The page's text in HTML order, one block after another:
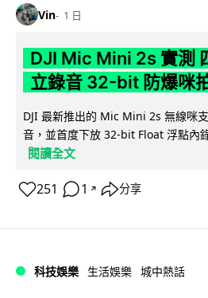
Vin 1 日
DJI Mic Mini 2s 實測
立錄音 32-bit 防爆咪
DJI 最新推出的 Mic Mini 2s 無線咪
音，並首度下放 32-bit Float 浮點內
閱讀全文
251 1 ↗ 分享
科技娛樂 生活娛樂 城中熱話